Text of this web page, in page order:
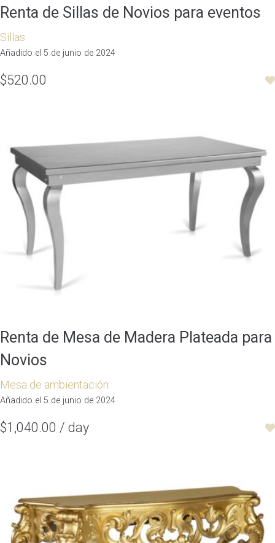
Renta de Sillas de Novios para eventos
Sillas
Añadido el 5 de junio de 2024
$520.00
Renta de Mesa de Madera Plateada para
Novios
Mesa de ambientación
Añadido el 5 de junio de 2024
$1,040.00 / day